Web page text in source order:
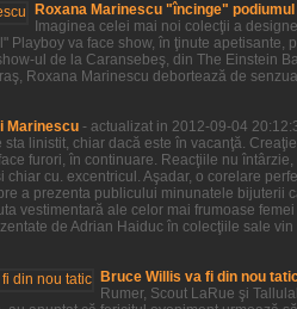
Roxana Marinescu "încinge"
Imaginea celei mai noi colecţii a
va face show, în ţinute
ul de la Caransebeş, din The Einstein
Roxana Marinescu debortează de
Marinescu - actualizat in 2012-09-04
linistit, chiar dacă este în vacanţă.
furori, în continuare. Reacţiile nu
cu. excentricul. Aşadar, o corelare
a prezenta publicului minunatele bijuterii
vestimentară ale celor mai frumoase
de Adrian Haiduc în colecţiile sale
Bruce Willis va fi din nou
Rumer, Scout LaRue şi